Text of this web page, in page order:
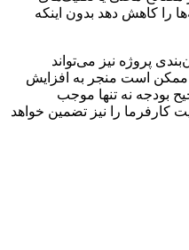
را کاهش دهد بدون اینکه
پروژه نیز می‌تواند
ممکن است منجر به افزایش
بودجه نه تنها موجب
کارفرما را نیز تضمین خواهد